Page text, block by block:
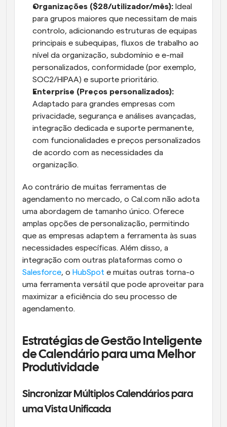
Organizações ($28/utilizador/mês): Ideal
para grupos maiores que necessitam de mais
controlo, adicionando estruturas de equipas
principais e subequipas, fluxos de trabalho ao
nível da organização, subdomínio e e-mail
personalizados, conformidade (por exemplo,
SOC2/HIPAA) e suporte prioritário.
Enterprise (Preços personalizados):
Adaptado para grandes empresas com
privacidade, segurança e análises avançadas,
integração dedicada e suporte permanente,
com funcionalidades e preços personalizados
de acordo com as necessidades da
organização.
Ao contrário de muitas ferramentas de
agendamento no mercado, o Cal.com não adota
uma abordagem de tamanho único. Oferece
amplas opções de personalização, permitindo
que as empresas adaptem a ferramenta às suas
necessidades específicas. Além disso, a
Salesforce, o HubSpot e muitas outras torna-o
uma ferramenta versátil que pode aproveitar para
maximizar a eficiência do seu processo de
agendamento.
Estratégias de Gestão Inteligente
de Calendário para uma Melhor
Produtividade
Sincronizar Múltiplos Calendários para
uma Vista Unificada